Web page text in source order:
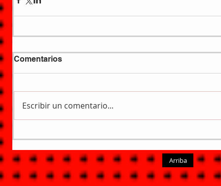
Comentarios
Escribir un comentario...
Arriba